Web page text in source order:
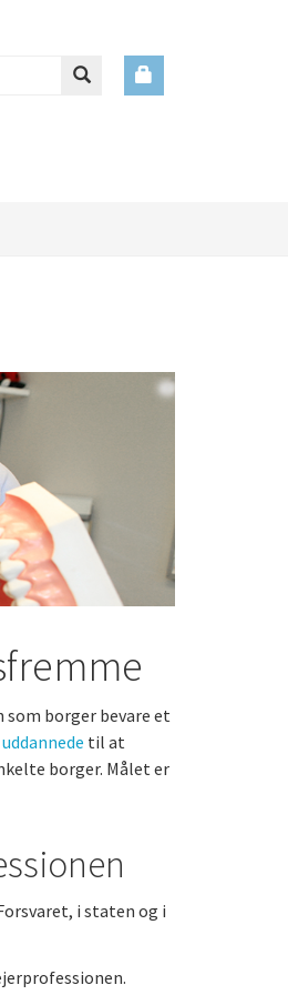
som borger bevare et
uddannede til at
borger. Målet er
i staten og i